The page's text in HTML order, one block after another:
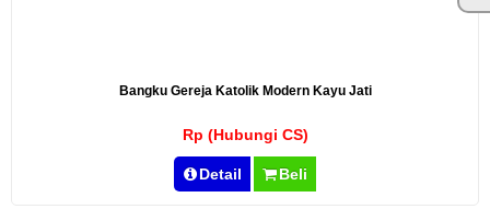
Bangku Gereja Katolik Modern Kayu Jati
Rp (Hubungi CS)
Detail Beli